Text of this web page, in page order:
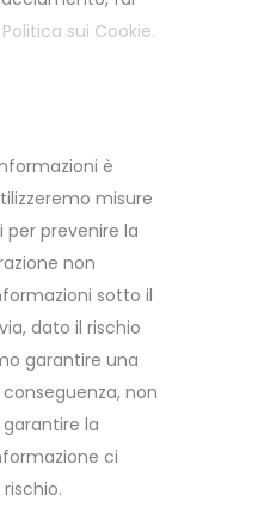
Politica sui Cookie.
è
misure
per prevenire la
non
sotto il
dato il rischio
garantire una
non
la
ci